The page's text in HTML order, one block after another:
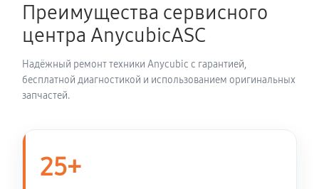
Замена блока питания
2880 руб 40 минут
Сборка / разборка принтера
Преимущества сервисного
центра AnycubicASC
Надёжный ремонт техники Anycubic с гарантией,
бесплатной диагностикой и использованием оригинальных
запчастей.
25+